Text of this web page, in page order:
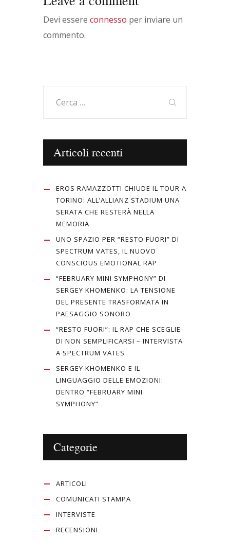
Devi essere connesso per inviare un
commento.
per:
Articoli recenti
EROS RAMAZZOTTI CHIUDE IL TOUR A
TORINO: ALL’ALLIANZ STADIUM UNA
SERATA CHE RESTERÀ NELLA
MEMORIA
UNO SPAZIO PER “RESTO FUORI” DI
SPECTRUM VATES, IL NUOVO
CONSCIOUS EMOTIONAL RAP
“FEBRUARY MINI SYMPHONY” DI
SERGEY KHOMENKO: LA TENSIONE
DEL PRESENTE TRASFORMATA IN
PAESAGGIO SONORO
“RESTO FUORI”: IL RAP CHE SCEGLIE
DI NON SEMPLIFICARSI – INTERVISTA
A SPECTRUM VATES
SERGEY KHOMENKO E IL
LINGUAGGIO DELLE EMOZIONI:
DENTRO “FEBRUARY MINI
SYMPHONY”
Categorie
ARTICOLI
COMUNICATI STAMPA
INTERVISTE
RECENSIONI